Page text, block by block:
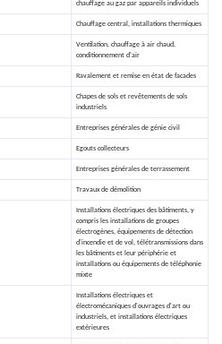
chauffage au gaz par appareils individuels
Chauffage central, installations thermiques
Ventilation, chauffage à air chaud,
conditionnement d'air
Ravalement et remise en état de facades
Chapes de sols et revêtements de sols
industriels
Entreprises générales de génie civil
Egouts collecteurs
Entreprises générales de terrassement
Travaux de démolition
Installations électriques des bâtiments, y
compris les installations de groupes
électrogènes, équipements de détection
d'incendie et de vol, télétransmissions dans
les bâtiments et leur périphérie et
installations ou équipements de téléphonie
mixte
Installations électriques et
électromécaniques d'ouvrages d'art ou
industriels, et installations électriques
extérieures